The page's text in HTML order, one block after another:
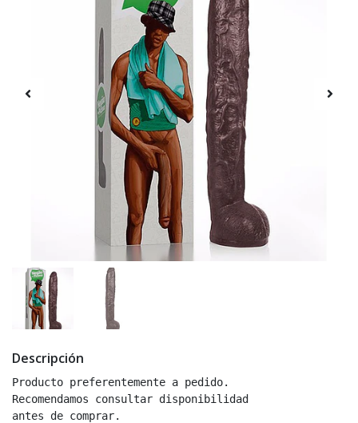
Descripción
Producto preferentemente a pedido.
Recomendamos consultar disponibilidad
antes de comprar.